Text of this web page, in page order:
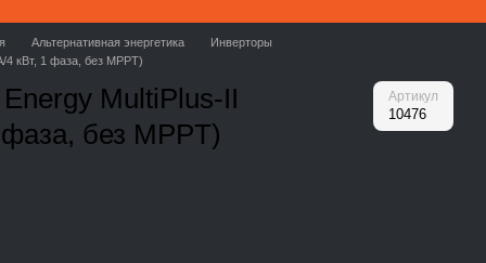
Альтернативная энергетика
Инверторы
кВт, 1 фаза, без MPPT)
MultiPlus-II
без MPPT)
Артикул
10476